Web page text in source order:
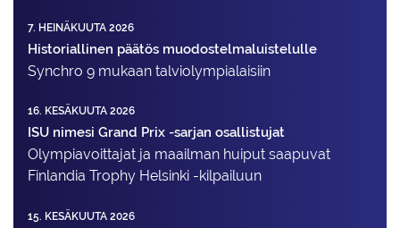
7. HEINÄKUUTA 2026
Historiallinen päätös muodostelmaluistelulle
Synchro 9 mukaan talviolympialaisiin
16. KESÄKUUTA 2026
ISU nimesi Grand Prix -sarjan osallistujat
Olympiavoittajat ja maailman huiput saapuvat
Finlandia Trophy Helsinki -kilpailuun
15. KESÄKUUTA 2026